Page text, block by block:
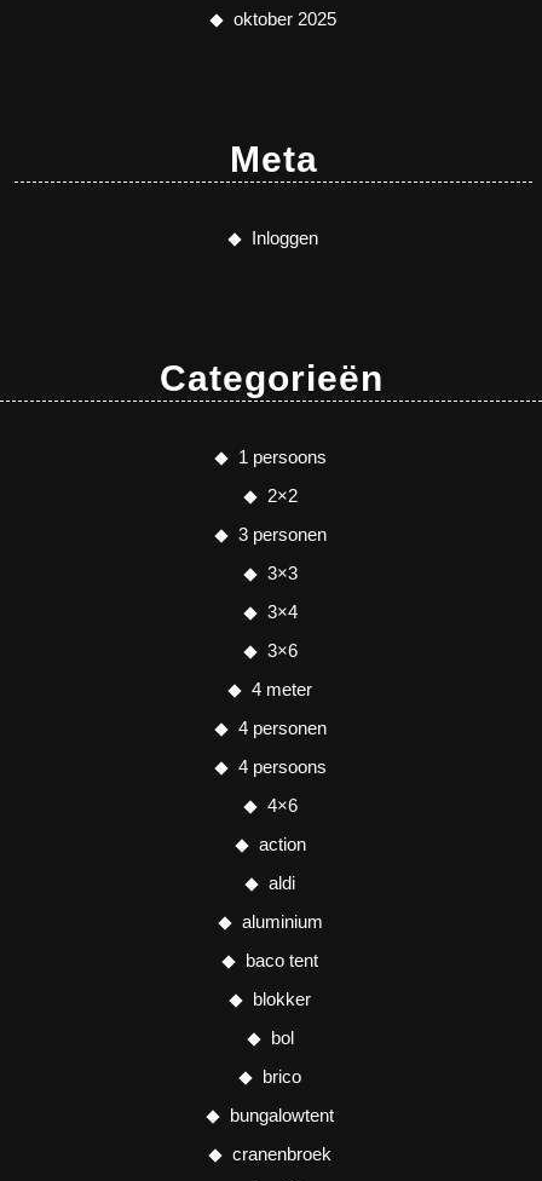
oktober 2025
Meta
Inloggen
Categorieën
1 persoons
2×2
3 personen
3×3
3×4
3×6
4 meter
4 personen
4 persoons
4×6
action
aldi
aluminium
baco tent
blokker
bol
brico
bungalowtent
cranenbroek